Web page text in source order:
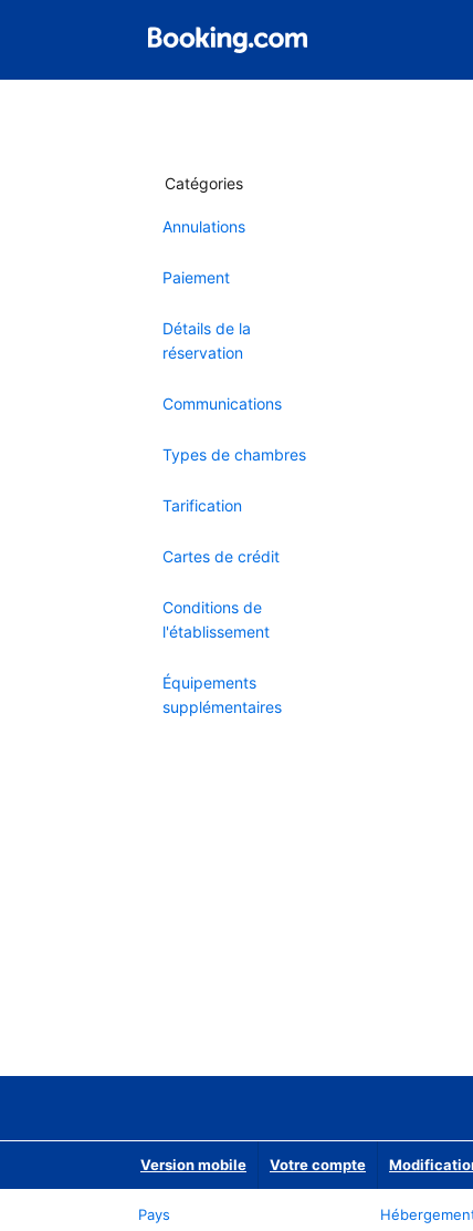
Catégories
Annulations
Paiement
Détails de la
réservation
Communications
Types de chambres
Tarification
Cartes de crédit
Conditions de
l'établissement
Équipements
supplémentaires
Version mobile Votre compte
Pays